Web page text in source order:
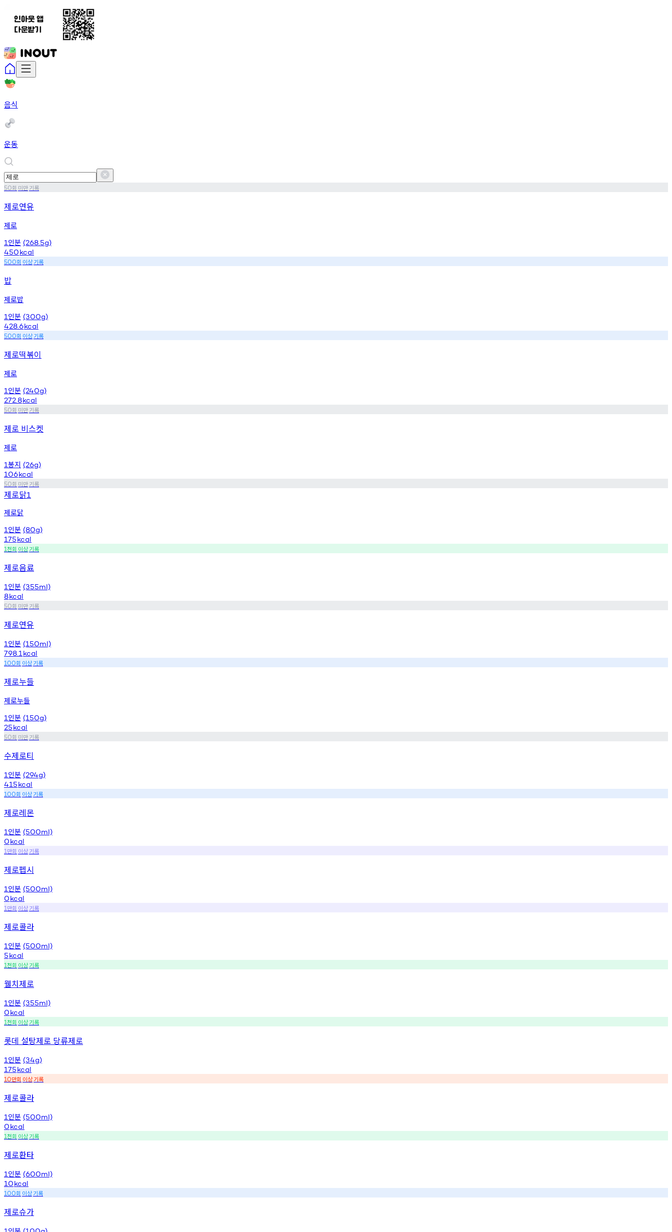
음식
운동
50회 미만기록
제로연유
제로
1 인분 (268.5g)
450kcal
500회 이상기록
밥
제로밥
1 인분 (300g)
428.6kcal
500회 이상기록
제로떡볶이
제로
1 인분 (240g)
272.8kcal
50회 미만기록
제로 비스켓
제로
1봉지 (26g)
106kcal
50회 미만기록
제로닭1
제로닭
1 인분 (80g)
175kcal
1천회 이상기록
제로음료
1 인분 (355ml)
8kcal
50회 미만기록
제로연유
1 인분 (150ml)
798.1 kcal
100회 이상기록
제로누들
제로누들
1 인분 (150g)
25kcal
50회 미만기록
수제로티
1 인분 (294g)
415kcal
100회 이상기록
제로레몬
1 인분 (500ml)
0kcal
1 만회 이상기록
제로펩시
1 인분 (500ml)
0kcal
1 만회 이상기록
제로콜라
1 인분 (500ml)
5kcal
1천회 이상기록
웰치제로
1 인분 (355ml)
0kcal
1천회 이상기록
롯데 설탕제로 당류제로
1 인분 (34g)
175kcal
10만회 이상기록
제로콜라
1 인분 (500ml)
0kcal
1천회 이상기록
제로환타
1 인분 (600ml)
10kcal
100회 이상기록
제로슈가